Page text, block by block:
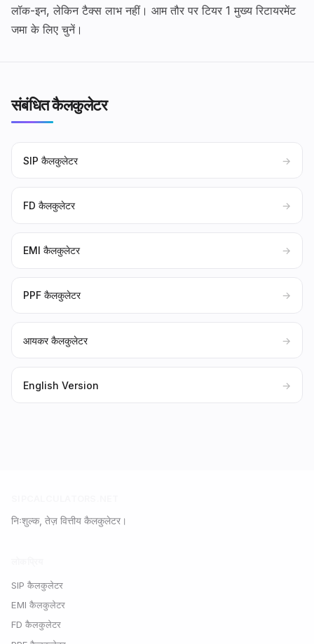
लॉक-इन, लेकिन टैक्स लाभ नहीं। आम तौर पर टियर 1 मुख्य रिटायरमेंट
जमा के लिए चुनें।
संबंधित कैलकुलेटर
SIP कैलकुलेटर →
FD कैलकुलेटर →
EMI कैलकुलेटर →
PPF कैलकुलेटर →
आयकर कैलकुलेटर →
English Version →
निःशुल्क, तेज़ वित्तीय कैलकुलेटर।
SIP कैलकुलेटर
EMI कैलकुलेटर
FD कैलकुलेटर